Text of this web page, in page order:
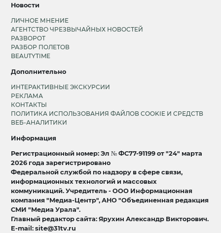
Новости
ЛИЧНОЕ МНЕНИЕ
АГЕНТСТВО ЧРЕЗВЫЧАЙНЫХ НОВОСТЕЙ
РАЗВОРОТ
РАЗБОР ПОЛЕТОВ
BEAUTYTIME
Дополнительно
ИНТЕРАКТИВНЫЕ ЭКСКУРСИИ
РЕКЛАМА
КОНТАКТЫ
ПОЛИТИКА ИСПОЛЬЗОВАНИЯ ФАЙЛОВ COOKIE И СРЕДСТВ
ВЕБ-АНАЛИТИКИ
Информация
Регистрационный номер: Эл № ФС77-91199 от "24" марта
2026 года зарегистрировано
Федеральной службой по надзору в сфере связи,
информационных технологий и массовых
коммуникаций. Учредитель - ООО Информационная
компания "Медиа-Центр", АНО "Объединенная редакция
СМИ "Медиа Урала".
Главный редактор сайта: Ярухин Александр Викторович.
E-mail: site@31tv.ru